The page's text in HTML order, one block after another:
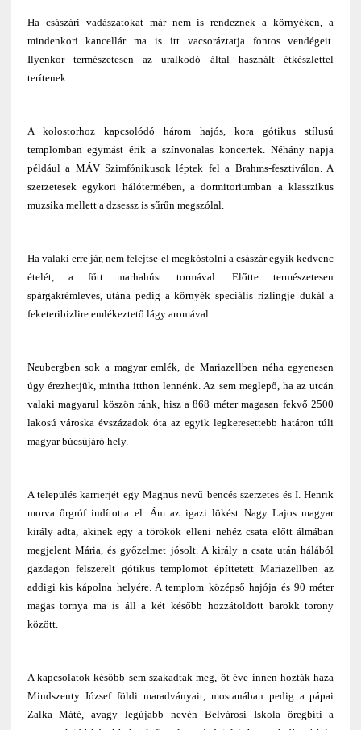
Ha császári vadászatokat már nem is rendeznek a környéken, a
mindenkori kancellár ma is itt vacsoráztatja fontos vendégeit.
Ilyenkor természetesen az uralkodó által használt étkészlettel
terítenek.
A kolostorhoz kapcsolódó három hajós, kora gótikus stílusú
templomban egymást érik a színvonalas koncertek. Néhány napja
például a MÁV Szimfónikusok léptek fel a Brahms-fesztiválon. A
szerzetesek egykori hálótermében, a dormitoriumban a klasszikus
muzsika mellett a dzsessz is sűrűn megszólal.
Ha valaki erre jár, nem felejtse el megkóstolni a császár egyik kedvenc
ételét, a főtt marhahúst tormával. Előtte természetesen
spárgakrémleves, utána pedig a környék speciális rizlingje dukál a
feketeribizlire emlékeztető lágy aromával.
Neubergben sok a magyar emlék, de Mariazellben néha egyenesen
úgy érezhetjük, mintha itthon lennénk. Az sem meglepő, ha az utcán
valaki magyarul köszön ránk, hisz a 868 méter magasan fekvő 2500
lakosú városka évszázadok óta az egyik legkeresettebb határon túli
magyar búcsújáró hely.
A település karrierjét egy Magnus nevű bencés szerzetes és I. Henrik
morva őrgróf indította el. Ám az igazi lökést Nagy Lajos magyar
király adta, akinek egy a törökök elleni nehéz csata előtt álmában
megjelent Mária, és győzelmet jósolt. A király a csata után hálából
gazdagon felszerelt gótikus templomot építtetett Mariazellben az
addigi kis kápolna helyére. A templom középső hajója és 90 méter
magas tornya ma is áll a két később hozzátoldott barokk torony
között.
A kapcsolatok később sem szakadtak meg, öt éve innen hozták haza
Mindszenty József földi maradványait, mostanában pedig a pápai
Zalka Máté, avagy legújabb nevén Belvárosi Iskola öregbíti a